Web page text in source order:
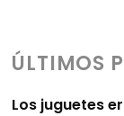
ÚLTIMOS
Los juguetes